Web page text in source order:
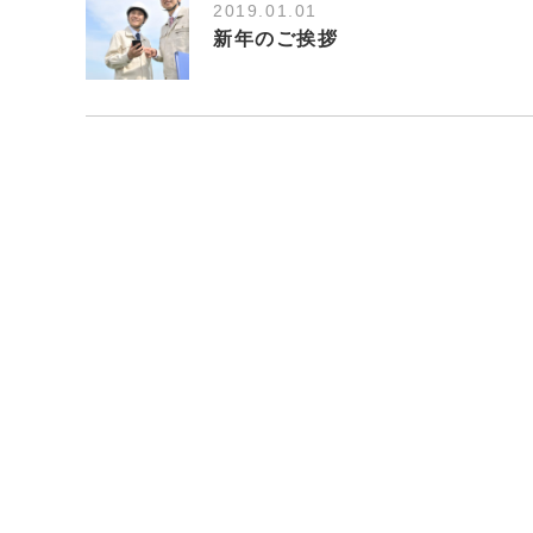
2019.01.01
新年のご挨拶